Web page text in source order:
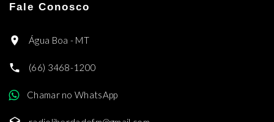
Fale Conosco
Água Boa - MT
(66) 3468-1200
Chamar no WhatsApp